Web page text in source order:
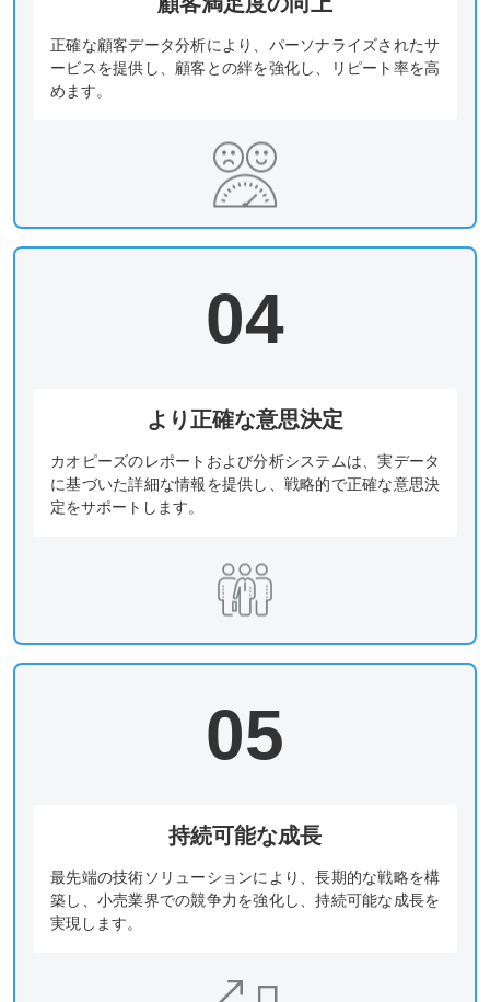
正確な顧客データ分析により、パーソナライズされたサ
ービスを提供し、顧客との絆を強化し、リピート率を高
めます。
04
より正確な意思決定
カオピーズのレポートおよび分析システムは、実データ
に基づいた詳細な情報を提供し、戦略的で正確な意思決
定をサポートします。
05
持続可能な成長
最先端の技術ソリューションにより、長期的な戦略を構
築し、小売業界での競争力を強化し、持続可能な成長を
実現します。